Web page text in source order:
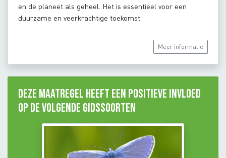
en de planeet als geheel. Het is essentieel voor een
duurzame en veerkrachtige toekomst.
Meer informatie
Deze maatregel heeft een positieve invloed
op de volgende gidssoorten